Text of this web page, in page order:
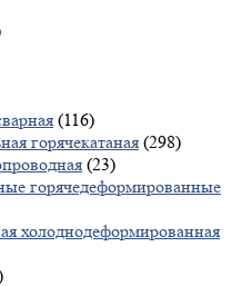
(116)
горячекатаная (298)
(23)
горячедеформированные
холоднодеформированная